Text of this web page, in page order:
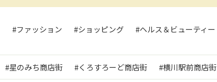
#ファッション #ショッピング #ヘルス＆ビューティー
#星のみち商店街 #くろすろーど商店街 #横川駅前商店街